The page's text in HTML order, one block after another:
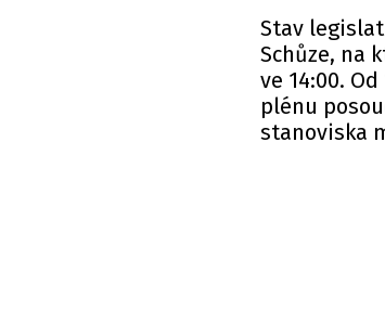
Stav
Schůze, na
ve 14:00.
plénu
stanoviska